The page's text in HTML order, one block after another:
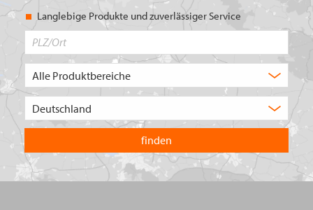
Langlebige Produkte und zuverlässiger Service
in
welchem
Land
Sie
suchen